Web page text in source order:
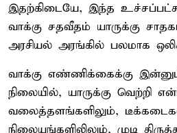
இதற்கிடையே, இந்த
வாக்கு சதவீதம் யாருக்கு
அரசியல் அரங்கில் பலமாக
வாக்கு எண்ணிக்கைக்கு
நிலையில், யாருக்கு வெற்றி
வலைத்தளங்களிலும்,
நிலையங்களிலிலும், முடி